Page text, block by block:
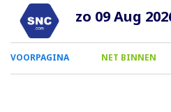
zo 09 Aug
0
Smartphone
VOORPAGINA NET BINNEN